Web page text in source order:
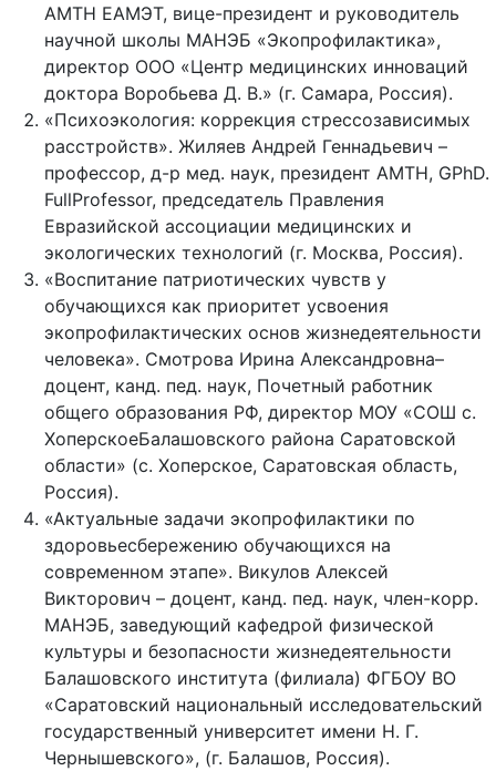
АМТН ЕАМЭТ, вице-президент и руководитель
научной школы МАНЭБ «Экопрофилактика»,
директор ООО «Центр медицинских инноваций
доктора Воробьева Д. В.» (г. Самара, Россия).
«Психоэкология: коррекция стрессозависимых
расстройств». Жиляев Андрей Геннадьевич –
профессор, д-р мед. наук, президент АМТН, GPhD.
FullProfessor, председатель Правления
Евразийской ассоциации медицинских и
экологических технологий (г. Москва, Россия).
«Воспитание патриотических чувств у
обучающихся как приоритет усвоения
экопрофилактических основ жизнедеятельности
человека». Смотрова Ирина Александровна–
доцент, канд. пед. наук, Почетный работник
общего образования РФ, директор МОУ «СОШ с.
ХоперскоеБалашовского района Саратовской
области» (с. Хоперское, Саратовская область,
Россия).
«Актуальные задачи экопрофилактики по
здоровьесбережению обучающихся на
современном этапе». Викулов Алексей
Викторович – доцент, канд. пед. наук, член-корр.
МАНЭБ, заведующий кафедрой физической
культуры и безопасности жизнедеятельности
Балашовского института (филиала) ФГБОУ ВО
«Саратовский национальный исследовательский
государственный университет имени Н. Г.
Чернышевского», (г. Балашов, Россия).